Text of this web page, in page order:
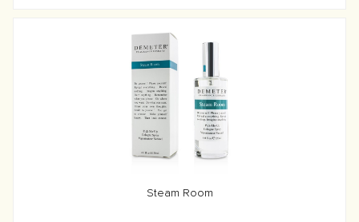
Steam Room